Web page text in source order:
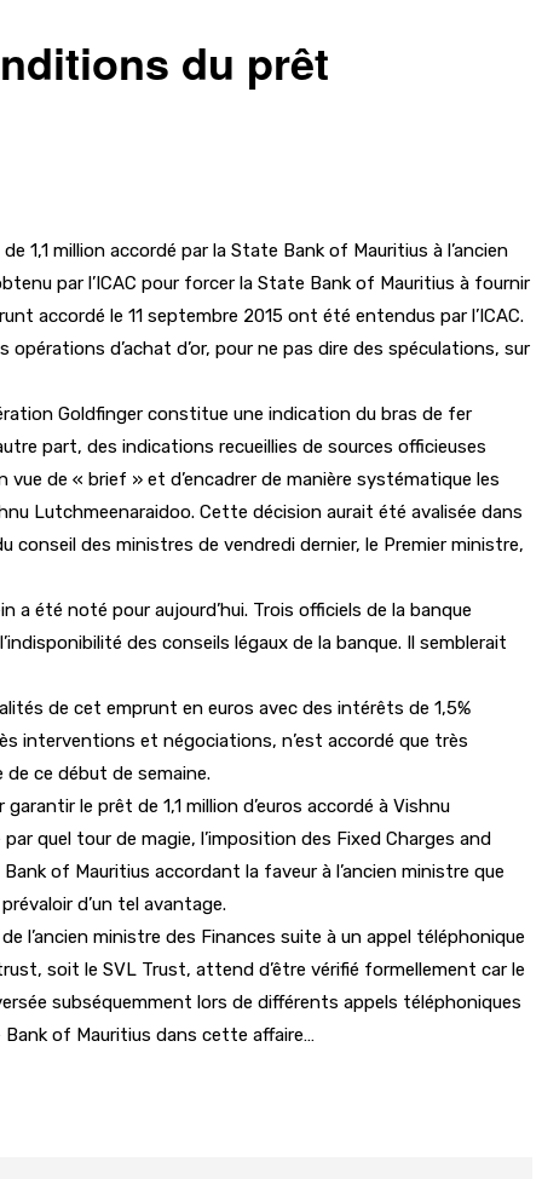
du prêt
1,1 million accordé par la State Bank of Mauritius à l’ancien
par l’ICAC pour forcer la State Bank of Mauritius à fournir
accordé le 11 septembre 2015 ont été entendus par l’ICAC.
d’achat d’or, pour ne pas dire des spéculations, sur
Goldfinger constitue une indication du bras de fer
part, des indications recueillies de sources officieuses
de « brief » et d’encadrer de manière systématique les
Lutchmeenaraidoo. Cette décision aurait été avalisée dans
conseil des ministres de vendredi dernier, le Premier ministre,
a été noté pour aujourd’hui. Trois officiels de la banque
des conseils légaux de la banque. Il semblerait
de cet emprunt en euros avec des intérêts de 1,5%
interventions et négociations, n’est accordé que très
de ce début de semaine.
le prêt de 1,1 million d’euros accordé à Vishnu
quel tour de magie, l’imposition des Fixed Charges and
of Mauritius accordant la faveur à l’ancien ministre que
d’un tel avantage.
l’ancien ministre des Finances suite à un appel téléphonique
soit le SVL Trust, attend d’être vérifié formellement car le
subséquemment lors de différents appels téléphoniques
Bank of Mauritius dans cette affaire…